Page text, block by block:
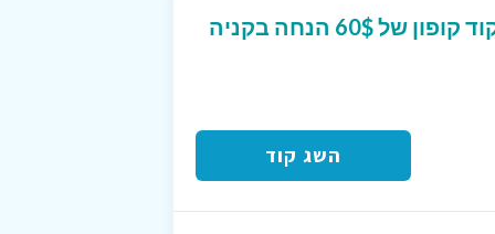
הנחה בעלי אקספרס ! קוד קופון של 60$ הנחה בקניה
השג קוד